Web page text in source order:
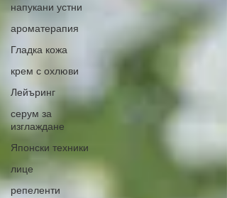
напукани устни
ароматерапия
Гладка кожа
крем с охлюви
Лейъринг
серум за
изглаждане
Японски техники
лице
репеленти